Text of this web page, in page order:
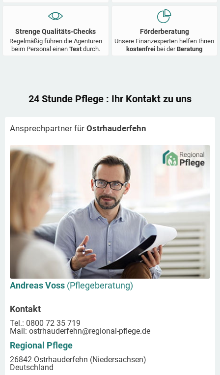
Strenge Qualitäts-Checks
Regelmäßig führen die Agenturen
beim Personal einen Test durch.
Förderberatung
Unsere Finanzexperten helfen Ihnen
kostenfrei bei derBeratung
24 Stunde Pflege : Ihr Kontakt zu uns
Ansprechpartner für Ostrhauderfehn
Andreas Voss (Pflegeberatung)
Kontakt
Tel.: 0800 72 35 719
Mail: ostrhauderfehn@regional-pflege.de
Regional Pflege
26842 Ostrhauderfehn (Niedersachsen)
Deutschland